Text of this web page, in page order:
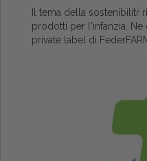
Il tema della sostenibilitŕ
prodotti per l'infanzia. Ne
private label di